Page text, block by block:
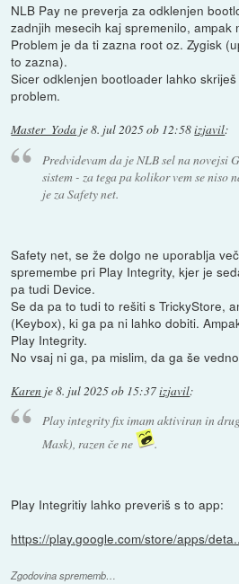
NLB Pay ne preverja za odklenjen
zadnjih mesecih kaj spremenilo, ampak
Problem je da ti zazna root oz. Zygisk
to zazna).
Sicer odklenjen bootloader lahko
problem.
Master_Yoda je8. jul 2025 ob 12:58izjavil:
Predvidevam da je NLB sel na novejsi
sistem - za tega pa kolikor vem se niso
je za Safety net.
Safety net, se že dolgo ne uporablja
spremembe pri Play Integrity, kjer je
pa tudi Device.
Se da pa to tudi to rešiti s TrickyStore,
(Keybox), ki ga pa ni lahko dobiti.
Play Integrity.
No vsaj ni ga, pa mislim, da ga še
Karen je8. jul 2025 ob 15:37izjavil:
Play integrity fix imam aktiviran in
Mask), razen če ne
.
Play Integritiy lahko preveriš s to app:
https://play.google.com/store/apps/
Zgodovina sprememb…